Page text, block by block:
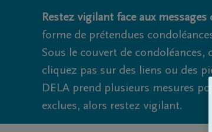
Restez vigilant face aux
forme de prétendues
Sous le couvert de condoléances,
cliquez pas sur des liens ou des
DELA prend plusieurs mesures
exclues, alors restez vigilant.